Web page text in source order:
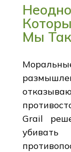
Мы
Grail